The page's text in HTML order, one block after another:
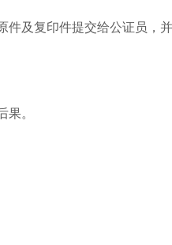
及复印件提交给公证员，
。